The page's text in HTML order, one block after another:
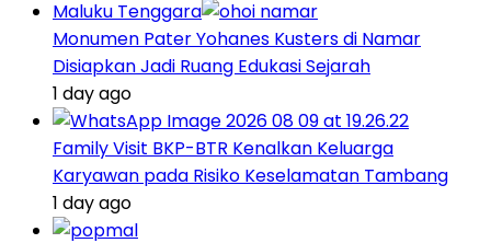
Maluku Tenggara
Monumen Pater Yohanes Kusters di Namar
Disiapkan Jadi Ruang Edukasi Sejarah
1 day ago
Family Visit BKP-BTR Kenalkan Keluarga
Karyawan pada Risiko Keselamatan Tambang
1 day ago